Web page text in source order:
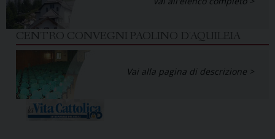
CENTRO CONVEGNI PAOLINO D'AQUILEIA
Vai alla pagina di descrizione >